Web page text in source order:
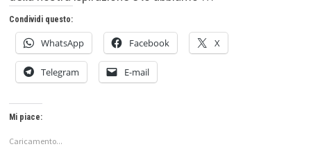
Condividi questo:
WhatsApp Facebook X
Telegram E-mail
Mi piace:
Caricamento...